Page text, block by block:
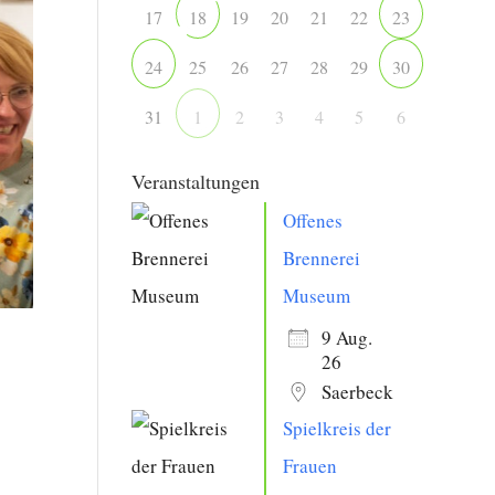
17 18 19 20 21 22 23
24 25 26 27 28 29 30
31 1 2 3 4 5 6
Veranstaltungen
Offenes
Brennerei
Museum
9 Aug.
26
Saerbeck
Spielkreis der
Frauen